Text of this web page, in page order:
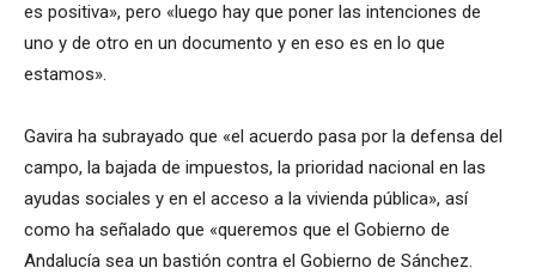
es positiva», pero «luego hay que poner las intenciones de
uno y de otro en un documento y en eso es en lo que
estamos».
Gavira ha subrayado que «el acuerdo pasa por la defensa del
campo, la bajada de impuestos, la prioridad nacional en las
ayudas sociales y en el acceso a la vivienda pública», así
como ha señalado que «queremos que el Gobierno de
Andalucía sea un bastión contra el Gobierno de Sánchez.